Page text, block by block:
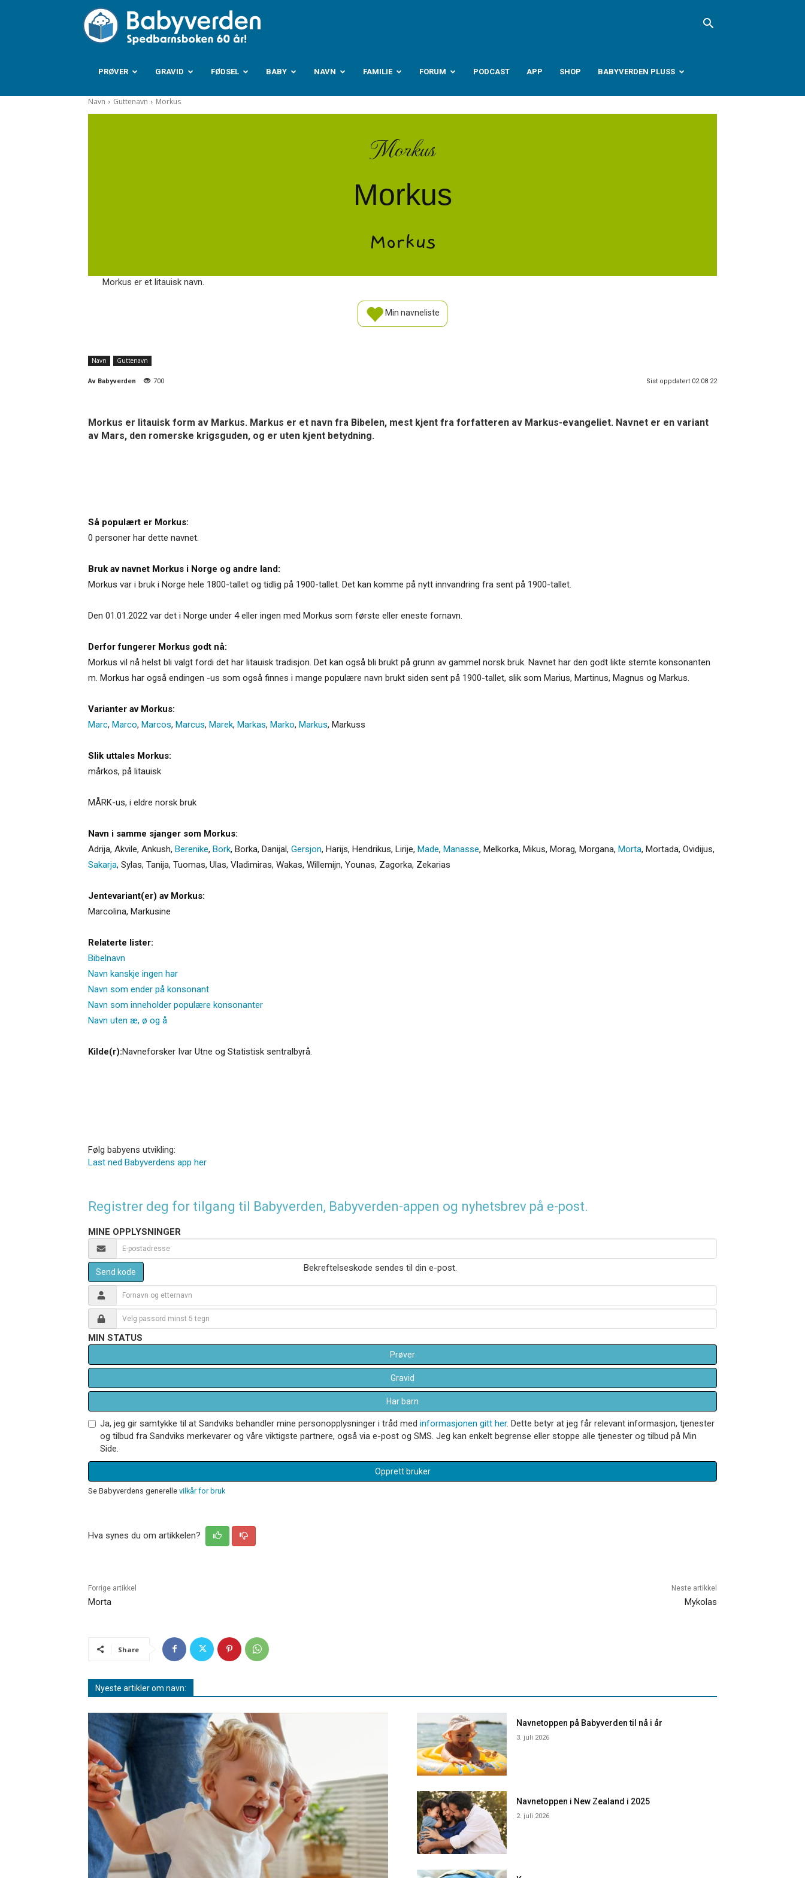
Babyverden.no
PRØVER GRAVID FØDSEL BABY NAVN FAMILIE FORUM PODCAST APP SHOP BABYVERDEN PLUSS
Navn Guttenavn Morkus
Morkus
Morkus
Morkus
Morkus er et litauisk navn.
Min navneliste
Navn Guttenavn
Av Babyverden 700 Sist oppdatert 02.08.22
Morkus er litauisk form av Markus. Markus er et navn fra Bibelen, mest kjent fra forfatteren av Markus-evangeliet. Navnet er en variant
av Mars, den romerske krigsguden, og er uten kjent betydning.
Så populært er Morkus:
0 personer har dette navnet.
Bruk av navnet Morkus i Norge og andre land:
Morkus var i bruk i Norge hele 1800-tallet og tidlig på 1900-tallet. Det kan komme på nytt innvandring fra sent på 1900-tallet.
Den 01.01.2022 var det i Norge under 4 eller ingen med Morkus som første eller eneste fornavn.
Derfor fungerer Morkus godt nå:
Morkus vil nå helst bli valgt fordi det har litauisk tradisjon. Det kan også bli brukt på grunn av gammel norsk bruk. Navnet har den godt likte stemte konsonanten
m. Morkus har også endingen -us som også finnes i mange populære navn brukt siden sent på 1900-tallet, slik som Marius, Martinus, Magnus og Markus.
Varianter av Morkus:
Marc, Marco, Marcos, Marcus, Marek, Markas, Marko, Markus, Markuss
Slik uttales Morkus:
mårkos, på litauisk
MÅRK-us, i eldre norsk bruk
Navn i samme sjanger som Morkus:
Adrija, Akvile, Ankush, Berenike, Bork, Borka, Danijal, Gersjon, Harijs, Hendrikus, Lirije, Made, Manasse, Melkorka, Mikus, Morag, Morgana, Morta, Mortada, Ovidijus,
Sakarja, Sylas, Tanija, Tuomas, Ulas, Vladimiras, Wakas, Willemijn, Younas, Zagorka, Zekarias
Jentevariant(er) av Morkus:
Marcolina, Markusine
Relaterte lister:
Bibelnavn
Navn kanskje ingen har
Navn som ender på konsonant
Navn som inneholder populære konsonanter
Navn uten æ, ø og å
Kilde(r):Navneforsker Ivar Utne og Statistisk sentralbyrå.
Følg babyens utvikling:
Last ned Babyverdens app her
Registrer deg for tilgang til Babyverden, Babyverden-appen og nyhetsbrev på e-post.
MINE OPPLYSNINGER
Send kode Bekreftelseskode sendes til din e-post.
MIN STATUS
Prøver
Gravid
Har barn
Ja, jeg gir samtykke til at Sandviks behandler mine personopplysninger i tråd med informasjonen gitt her. Dette betyr at jeg får relevant informasjon, tjenester
og tilbud fra Sandviks merkevarer og våre viktigste partnere, også via e-post og SMS. Jeg kan enkelt begrense eller stoppe alle tjenester og tilbud på Min
Side.
Opprett bruker
Se Babyverdens generelle vilkår for bruk
Hva synes du om artikkelen?
Forrige artikkel
Morta
Neste artikkel
Mykolas
Share
Nyeste artikler om navn:
Navnetoppen på Babyverden til nå i år
3. juli 2026
Navnetoppen i New Zealand i 2025
2. juli 2026